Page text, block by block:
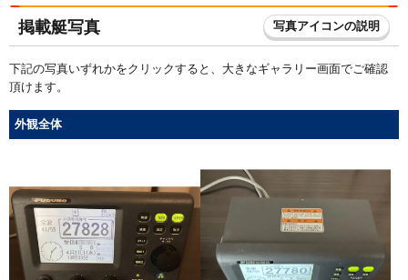
掲載艇写真 写真アイコンの説明
下記の写真いずれかをクリックすると、大きなギャラリー画面でご確認
頂けます。
外観全体